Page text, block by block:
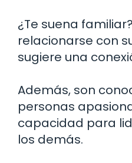
¿Te suena
relacionarse con
sugiere una
Además, son
personas
capacidad para
los demás.